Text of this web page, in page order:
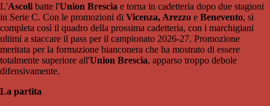
L'Ascoli batte l'Union Brescia e torna in cadetteria dopo due stagioni
in Serie C. Con le promozioni di Vicenza, Arezzo e Benevento, si
completa così il quadro della prossima cadetteria, con i marchigiani
ultimi a staccare il pass per il campionato 2026-27. Promozione
meritata per la formazione bianconera che ha mostrato di essere
totalmente superiore all'Union Brescia, apparso troppo debole
difensivamente.
La partita